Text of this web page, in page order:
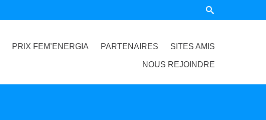
PRIX FEM’ENERGIA PARTENAIRES SITES AMIS
NOUS REJOINDRE